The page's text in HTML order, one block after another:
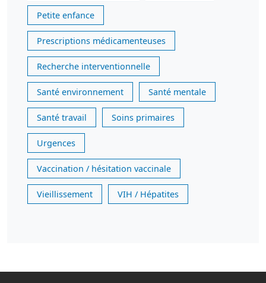
Petite enfance
Prescriptions médicamenteuses
Recherche interventionnelle
Santé environnement Santé mentale
Santé travail Soins primaires
Urgences
Vaccination / hésitation vaccinale
Vieillissement VIH / Hépatites